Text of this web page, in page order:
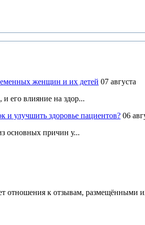
женщин и их детей 07 августа
его влияние на здор...
улучшить здоровье пациентов? 06
основных причин у...
к отзывам, размещёнными